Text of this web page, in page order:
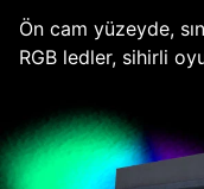
Ön cam yüzeyde,
RGB ledler, sihirli